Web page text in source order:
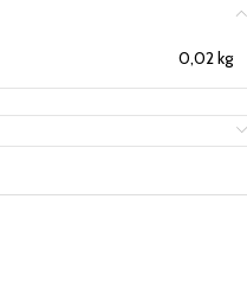
0,02 kg